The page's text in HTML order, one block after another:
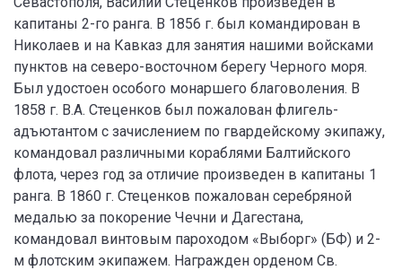
капитаны 2-го ранга. В 1856 г. был командирован в
Николаев и на Кавказ для занятия нашими войсками
пунктов на северо-восточном берегу Черного моря.
Был удостоен особого монаршего благоволения. В
1858 г. В.А. Стеценков был пожалован флигель-
адъютантом с зачислением по гвардейскому экипажу,
командовал различными кораблями Балтийского
флота, через год за отличие произведен в капитаны 1
ранга. В 1860 г. Стеценков пожалован серебряной
медалью за покорение Чечни и Дагестана,
командовал винтовым пароходом «Выборг» (БФ) и 2-
м флотским экипажем. Награжден орденом Св.